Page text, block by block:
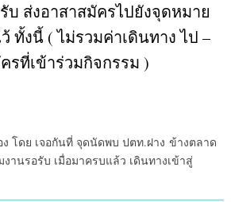
บ ส่งอาสาสมัครไปยังจุดหมาย
ทั้งนี้ ( ไม่รวมค่าเดินทาง ไป –
รที่เข้าร่วมกิจกรรม )
โดย เจอกันที่ จุดนัดพบ ปตท.ฝาง ข้างตลาด
านรอรับ เมื่อมาครบแล้ว เดินทางเข้าสู่